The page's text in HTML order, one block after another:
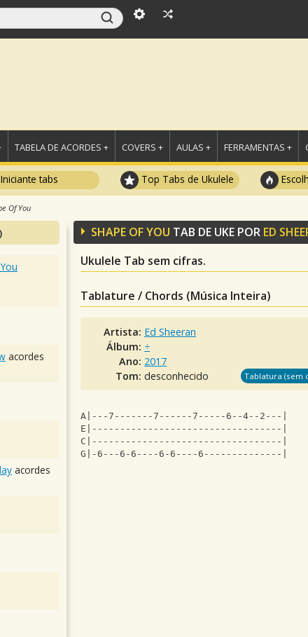
TABELA DE ACORDES + COVERS + AULAS + FERRAMENTAS +
Iniciante tabs Top Tabs de Ukulele
Of You
SHAPE OF YOU TAB DE UKE POR ED
Ukulele Tab sem cifras.
Tablature / Chords (Música Inteira)
Artista: Ed Sheeran
Álbum: ÷
Ano: 2017
Tom:desconhecido Tablatura (sem
A|---7-------7------7-----6--4--2---|
E|----------------------------------|
C|----------------------------------|
G|-6---6-6----6-6----6--------------|
acordes
acordes